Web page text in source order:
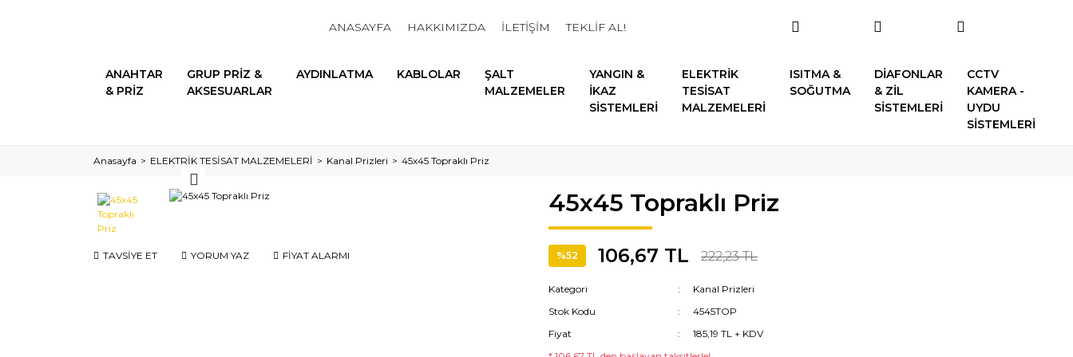
ANASAYFA HAKKIMIZDA İLETİŞİM TEKLİF AL!
ANAHTAR
& PRİZ
GRUP PRİZ &
AKSESUARLAR
AYDINLATMA KABLOLAR
ŞALT
MALZEMELER
YANGIN &
İKAZ
SİSTEMLERİ
ELEKTRİK
TESİSAT
MALZEMELERİ
ISITMA &
SOĞUTMA
DİAFONLAR
& ZİL
SİSTEMLERİ
CCTV
KAMERA -
UYDU
SİSTEMLERİ
Anasayfa ELEKTRİK TESİSAT MALZEMELERİ Kanal Prizleri 45x45 Topraklı Priz
TAVSİYE ET YORUM YAZ FİYAT ALARMI
45x45 Topraklı Priz
%52 106,67 TL 222,23 TL
Kategori
Kanal Prizleri
Stok Kodu
4545TOP
Fiyat
185,19 TL + KDV